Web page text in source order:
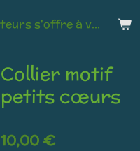
Un monde de senteurs s'offre à vous
Collier motif
petits cœurs
10,00 €